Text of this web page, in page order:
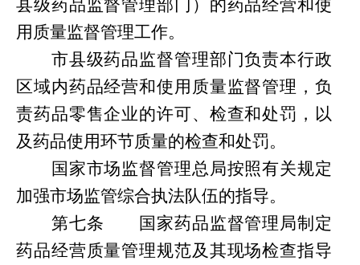
县级药品监督管理部门）的药品经营和使
用质量监督管理工作。
市县级药品监督管理部门负责本行政
区域内药品经营和使用质量监督管理，负
责药品零售企业的许可、检查和处罚，以
及药品使用环节质量的检查和处罚。
国家市场监督管理总局按照有关规定
加强市场监管综合执法队伍的指导。
第七条
国家药品监督管理局制定
药品经营质量管理规范及其现场检查指导